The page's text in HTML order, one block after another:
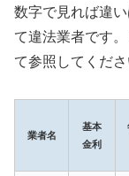
数字で見れば違
て違法業者です。
て参照してくださ
業者名
基本
金利